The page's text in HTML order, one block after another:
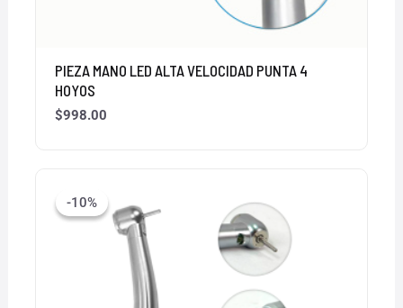
PIEZA MANO LED ALTA VELOCIDAD PUNTA 4
HOYOS
$998.00
-10%
-10% original
era:
$999.00.
actual